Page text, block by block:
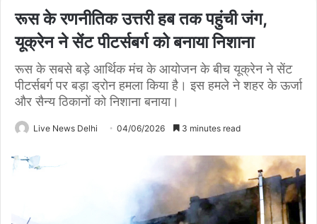
रूस के रणनीतिक उत्तरी हब तक पहुंची जंग,
यूक्रेन ने सेंट पीटर्सबर्ग को बनाया निशाना
रूस के सबसे बड़े आर्थिक मंच के आयोजन के बीच यूक्रेन ने सेंट
पीटर्सबर्ग पर बड़ा ड्रोन हमला किया है। इस हमले ने शहर के ऊर्जा
और सैन्य ठिकानों को निशाना बनाया।
Live News Delhi 04/06/2026 3 minutes read